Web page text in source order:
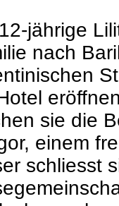
jährige
nach
sie die
einem
schliesst